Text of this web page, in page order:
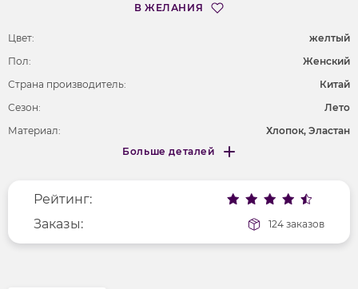
В ЖЕЛАНИЯ
Цвет:
желтый
Пол:
Женский
Страна производитель:
Китай
Сезон:
Лето
Материал:
Хлопок, Эластан
Фактура материала
гладкий
Больше деталей
Меньше деталей
Рейтинг:
Заказы:
124 заказов